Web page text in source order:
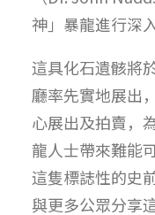
神」暴龍進行深
這具化石遺骸將
廳率先實地展出
心展出及拍賣，
龍人士帶來難能
這隻標誌性的史
與更多公眾分享